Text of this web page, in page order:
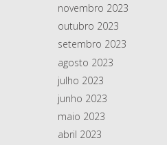
novembro 2023
outubro 2023
setembro 2023
agosto 2023
julho 2023
junho 2023
maio 2023
abril 2023